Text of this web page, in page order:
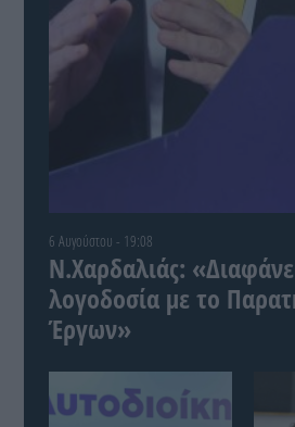
6 Αυγούστου - 19:08
Ν.Χαρδαλιάς:
λογοδοσία με το
Έργων»